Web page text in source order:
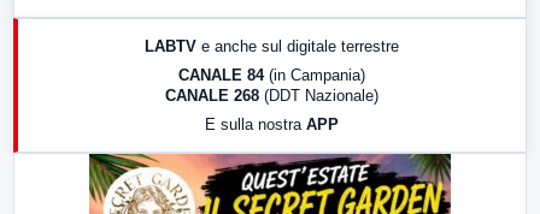
LabNews (replica)
LABTV e anche sul digitale terrestre
CANALE 84 (in Campania)
CANALE 268 (DDT Nazionale)
E sulla nostra APP